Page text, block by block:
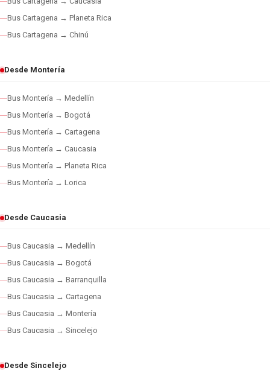
Bus Cartagena → Planeta Rica
Bus Cartagena → Chinú
Desde Montería
Bus Montería → Medellín
Bus Montería → Bogotá
Bus Montería → Cartagena
Bus Montería → Caucasia
Bus Montería → Planeta Rica
Bus Montería → Lorica
Desde Caucasia
Bus Caucasia → Medellín
Bus Caucasia → Bogotá
Bus Caucasia → Barranquilla
Bus Caucasia → Cartagena
Bus Caucasia → Montería
Bus Caucasia → Sincelejo
Desde Sincelejo